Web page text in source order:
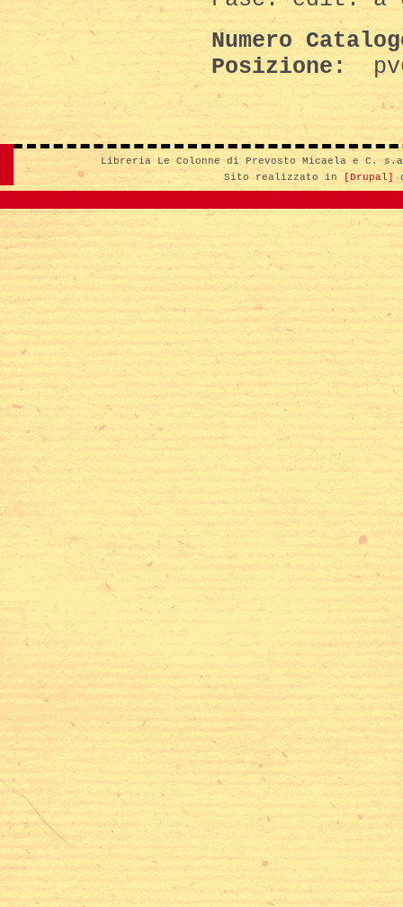
Numero
Posizione:
Libreria Le Colonne di Prevosto Micaela e C.
Sito realizzato in
[Drupal]